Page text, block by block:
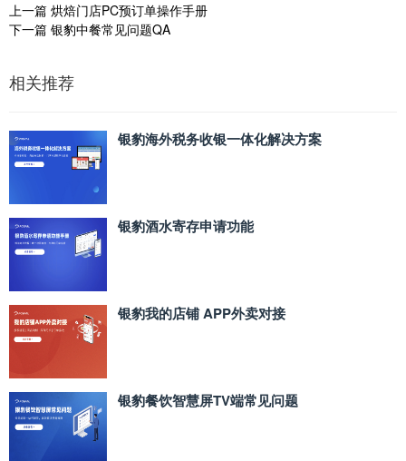
上一篇 烘焙门店PC预订单操作手册
下一篇 银豹中餐常见问题QA
相关推荐
银豹海外税务收银一体化解决方案
银豹酒水寄存申请功能
银豹我的店铺 APP外卖对接
银豹餐饮智慧屏TV端常见问题